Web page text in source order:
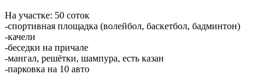
На участке: 50 соток
-спортивная площадка (волейбол, баскетбол, бадминтон)
-качели
-беседки на причале
-мангал, решётки, шампура, есть казан
-парковка на 10 авто